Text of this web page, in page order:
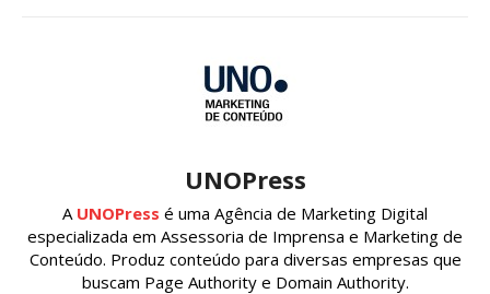
UNOPress
A UNOPress é uma Agência de Marketing Digital
especializada em Assessoria de Imprensa e Marketing de
Conteúdo. Produz conteúdo para diversas empresas que
buscam Page Authority e Domain Authority.